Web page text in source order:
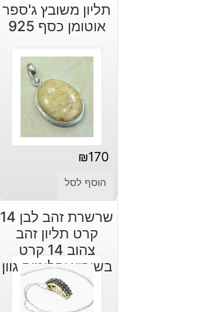
תליון משובץ ג'ספר
אוטומן כסף 925
₪170
הוסף לסל
שרשרת זהב לבן 14
קרט תליון זהב
צהוב 14 קרט
בשיבוץ יהלומים גוון
קוניאק